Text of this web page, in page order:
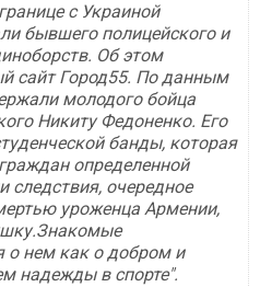
с Украиной
бывшего полицейского и
Об этом
сайт Город55. По данным
молодого бойца
Никиту Федоненко. Его
банды, которая
определенной
следствия, очередное
уроженца Армении,
о нем как о добром и
надежды в спорте".